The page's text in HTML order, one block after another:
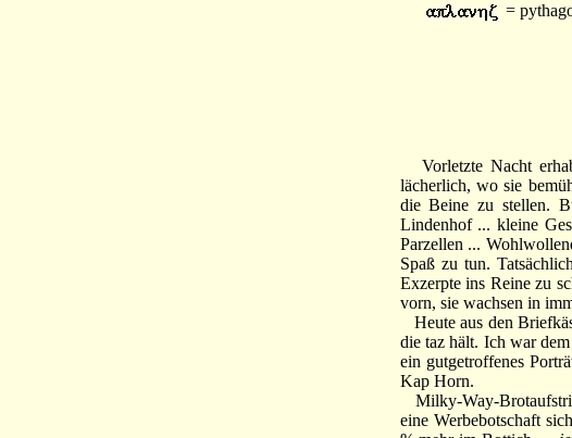
=
Vorletzte Nacht
lächerlich, wo sie
die Beine zu stellen.
Lindenhof ... kleine
Parzellen ...
Spaß zu tun.
Exzerpte ins Reine zu
vorn, sie wachsen in
Heute aus den
die taz hält. Ich war
ein gutgetroffenes
Kap Horn.
Milky-Way-
eine Werbebotschaft